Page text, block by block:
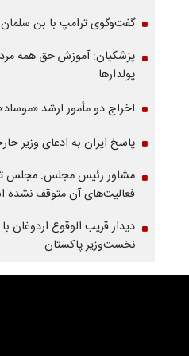
گفت‌وگوی ترامپ با بن سلمان
پزشکیان: آموزش حق همه
پولدارها
اخراج دو مأمور ارشد
پاسخ ایران به ادعای وزیر
مشاور رئیس مجلس: مجلس
فعالیت‌های آن متوقف
دیدار قریب الوقوع اردوغان
نخست‌وزیر پاکستان